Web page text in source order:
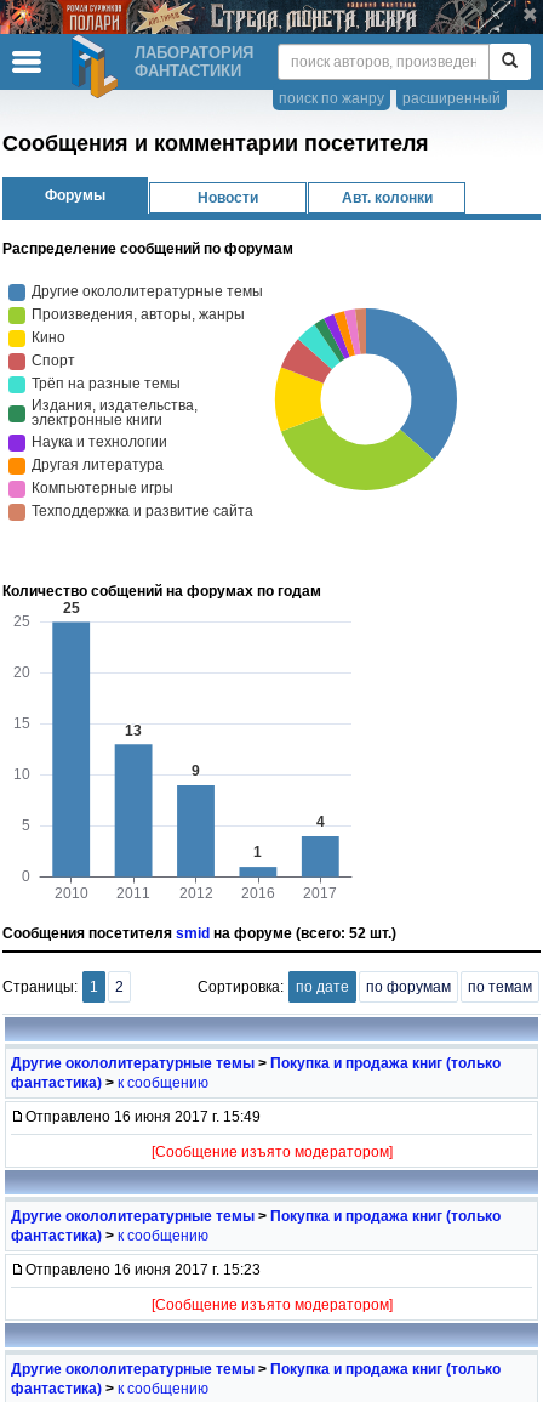
ЛАБОРАТОРИЯ
ФАНТАСТИКИ
расширенный
поиск по жанру
Сообщения и комментарии посетителя
Форумы Новости Авт. колонки
Распределение сообщений по форумам
Количество собщений на форумах по годам
Сообщения посетителя smid на форуме (всего: 52 шт.)
Страницы: 1 2 Сортировка: по дате по форумам по темам
Другие окололитературные темы > Покупка и продажа книг (только
фантастика) > к сообщению
Отправлено 16 июня 2017 г. 15:49
[Сообщение изъято модератором]
Другие окололитературные темы > Покупка и продажа книг (только
фантастика) > к сообщению
Отправлено 16 июня 2017 г. 15:23
[Сообщение изъято модератором]
Другие окололитературные темы > Покупка и продажа книг (только
фантастика) > к сообщению